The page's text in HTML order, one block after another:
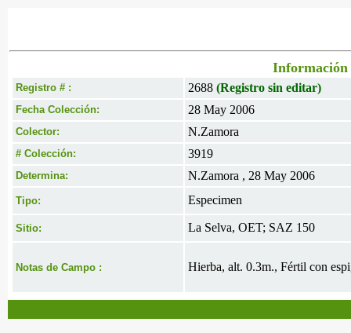
Información
Registro # : 2688 (Registro sin editar)
Fecha Colección: 28 May 2006
Colector: N.Zamora
# Colección: 3919
Determina: N.Zamora , 28 May 2006
Tipo: Especimen
Sitio: La Selva, OET; SAZ 150
Notas de Campo : Hierba, alt. 0.3m., Fértil con